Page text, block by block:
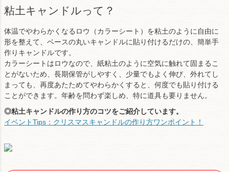
粘土キャンドルって？
体温でやわらかくなるロウ（カラーシート）を粘土のように自由に
形を整えて、ベースの丸いキャンドルに貼り付けるだけの、簡単手
作りキャンドルです。
カラーシートはロウなので、紙粘土のように空気に触れて固まるこ
とがないため、長期保管がしやすく、少量でもよく伸び、外れてし
まっても、再度あたためてやわらかくすると、何度でも貼り付ける
ことができます。年齢を問わず楽しめ、特に道具も要りません。
◎粘土キャンドルの作り方のコツをご紹介しています。
イベントTips：クリスマスキャンドルの作り方ワンポイント！